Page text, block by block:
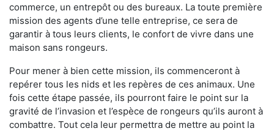
commerce, un entrepôt ou des bureaux. La toute première
mission des agents d’une telle entreprise, ce sera de
garantir à tous leurs clients, le confort de vivre dans une
maison sans rongeurs.
Pour mener à bien cette mission, ils commenceront à
repérer tous les nids et les repères de ces animaux. Une
fois cette étape passée, ils pourront faire le point sur la
gravité de l’invasion et l’espèce de rongeurs qu’ils auront à
combattre. Tout cela leur permettra de mettre au point la